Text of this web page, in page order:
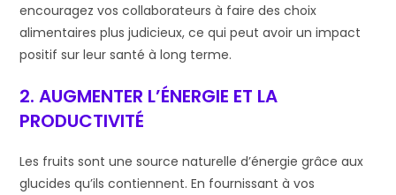
encouragez vos collaborateurs à faire des choix
alimentaires plus judicieux, ce qui peut avoir un impact
positif sur leur santé à long terme.
2. AUGMENTER L’ÉNERGIE ET LA
PRODUCTIVITÉ
Les fruits sont une source naturelle d’énergie grâce aux
glucides qu’ils contiennent. En fournissant à vos